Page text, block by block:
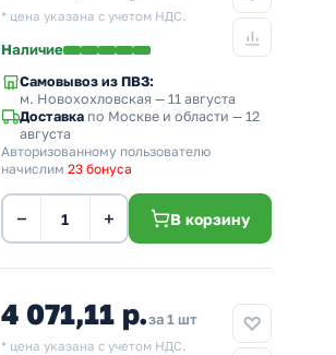
* цена указана с учетом НДС.
Наличие
Самовывоз из ПВЗ:
м. Новохохловская — 11 августа
Доставка по Москве и области — 12
августа
Авторизованному пользователю
начислим 23 бонуса
− + В корзину
4 071,11 р.за 1 шт
* цена указана с учетом НДС.